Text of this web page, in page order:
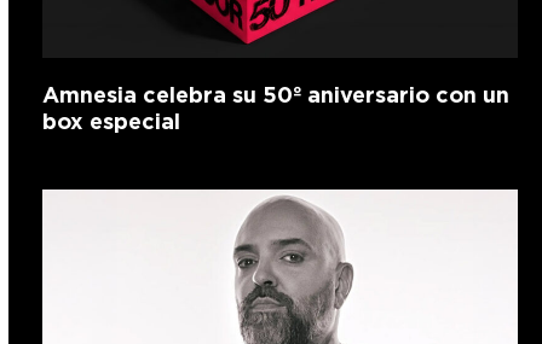
Amnesia celebra su 50º aniversario con un
box especial